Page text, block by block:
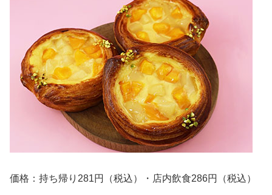
価格：持ち帰り281円（税込）・店内飲食286円（税込）